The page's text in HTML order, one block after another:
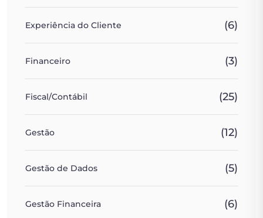
Experiência do Cliente (6)
Financeiro (3)
Fiscal/Contábil (25)
Gestão (12)
Gestão de Dados (5)
Gestão Financeira (6)